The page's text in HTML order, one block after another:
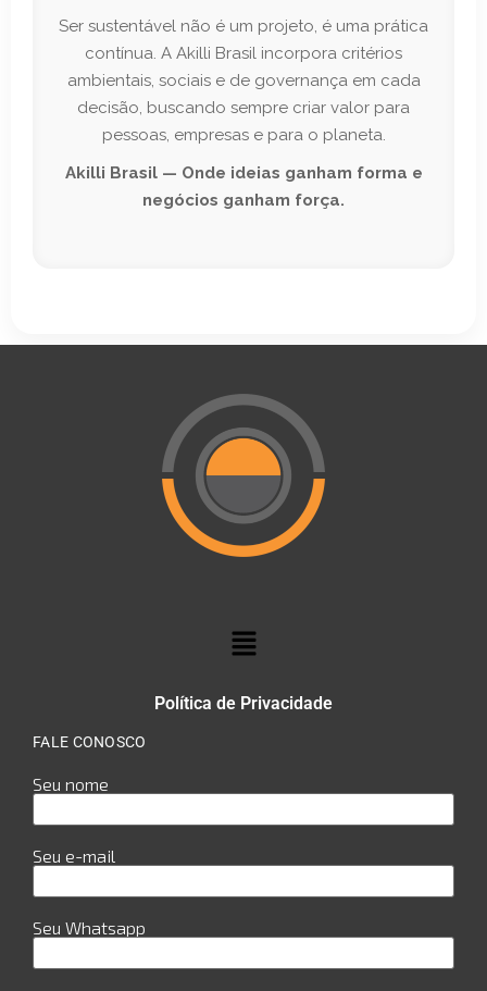
Ser sustentável não é um projeto, é uma prática
contínua. A Akilli Brasil incorpora critérios
ambientais, sociais e de governança em cada
decisão, buscando sempre criar valor para
pessoas, empresas e para o planeta.
Akilli Brasil — Onde ideias ganham forma e
negócios ganham força.
Política de Privacidade
FALE CONOSCO
Seu nome
Seu e-mail
Seu Whatsapp